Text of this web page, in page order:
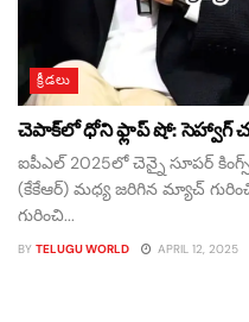
క్రీడలు
చెపాక్‌లో ధోని ఫ్లాప్ షో: సెహ్వాగ్
ఐపీఎల్ 2025లో చెన్నై సూపర్
(కేకేఆర్) మధ్య జరిగిన మ్యాచ్
గురించి...
BY TELUGU WORLD APRIL 12, 2025